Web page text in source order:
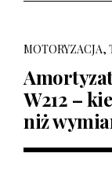
MOTORYZACJA,
W212 –
niż